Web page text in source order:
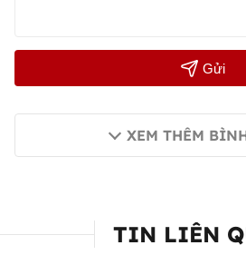
Gửi
XEM THÊM
TIN LIÊN